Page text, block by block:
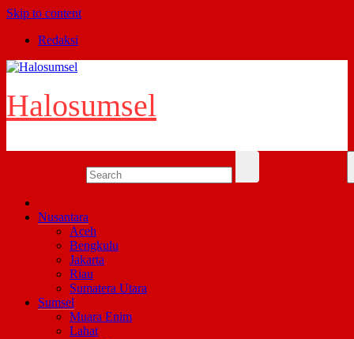
Skip to content
Redaksi
Halosumsel
Nusantara
Aceh
Bengkulu
Jakarta
Riau
Sumatera Utara
Sumsel
Muara Enim
Lahat